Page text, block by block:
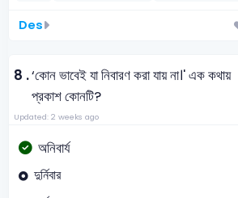
Des
8 .‘কোন ভাবেই যা নিবারণ করা যায় না।' এক কথায়
প্রকাশ কোনটি?
Updated: 2 weeks ago
অনিবার্য
দুর্নিবার